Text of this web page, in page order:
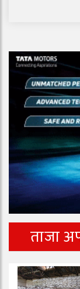
ताजा